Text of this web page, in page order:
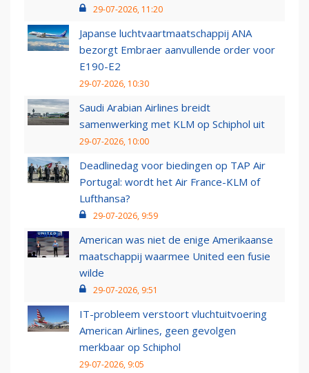
29-07-2026, 11:20
Japanse luchtvaartmaatschappij ANA
bezorgt Embraer aanvullende order voor
E190-E2
29-07-2026, 10:30
Saudi Arabian Airlines breidt
samenwerking met KLM op Schiphol uit
29-07-2026, 10:00
Deadlinedag voor biedingen op TAP Air
Portugal: wordt het Air France-KLM of
Lufthansa?
29-07-2026, 9:59
American was niet de enige Amerikaanse
maatschappij waarmee United een fusie
wilde
29-07-2026, 9:51
IT-probleem verstoort vluchtuitvoering
American Airlines, geen gevolgen
merkbaar op Schiphol
29-07-2026, 9:05